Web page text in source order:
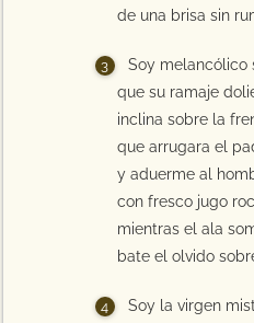
de una brisa sin
Soy melancólico
que su ramaje
inclina sobre la
que arrugara el
y aduerme al
con fresco jugo
mientras el ala
bate el olvido
Soy la virgen